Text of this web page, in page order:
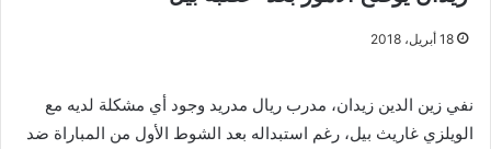
18 أبريل، 2018
نفي زين الدين زيدان، مدرب ريال مدريد وجود أي مشكلة لديه مع
الويلزي غاريث بيل، رغم استبداله بعد الشوط الأول من المباراة ضد